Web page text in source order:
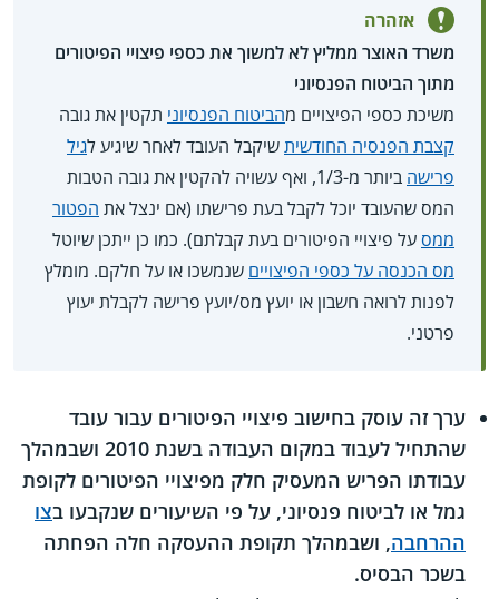
אזהרה
משרד האוצר ממליץ לא למשוך את כספי פיצויי הפיטורים
מתוך הביטוח הפנסיוני
משיכת כספי הפיצויים מהביטוח הפנסיוני תקטין את גובה
קצבת הפנסיה החודשיתשיקבל העובד לאחר שיגיע לגיל
פרישה
ביותר מ-1/3, ואף עשויה להקטין את גובה הטבות
המס שהעובד יוכל לקבל בעת פרישתו (אם ינצל את הפטור
ממסעל פיצויי הפיטורים בעת קבלתם). כמו כן ייתכן שיוטל
מס הכנסה על כספי הפיצויים שנמשכו או על חלקם. מומלץ
לפנות לרואה חשבון או יועץ מס/יועץ פרישה לקבלת יעוץ
פרטני.
ערך זה עוסק בחישוב פיצויי הפיטורים עבור עובד
שהתחיל לעבוד במקום העבודה בשנת 2010 ושבמהלך
עבודתו הפריש המעסיק חלק מפיצויי הפיטורים לקופת
גמל או לביטוח פנסיוני, על פי השיעורים שנקבעו בצו
ההרחבה, ושבמהלך תקופת ההעסקה חלה הפחתה
בשכר הבסיס.